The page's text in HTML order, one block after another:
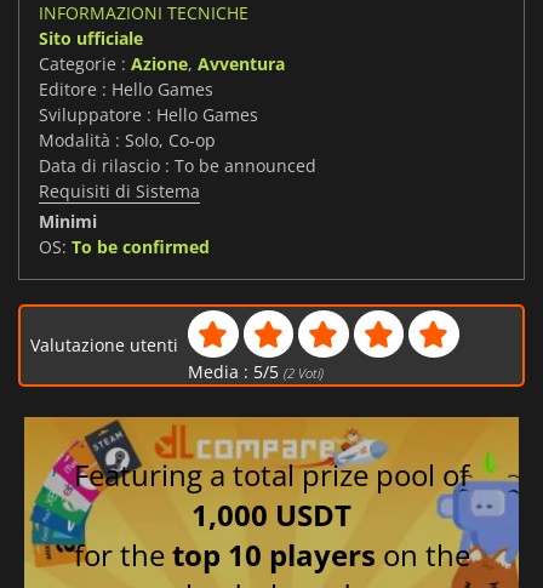
INFORMAZIONI TECNICHE
Sito ufficiale
Categorie : Azione, Avventura
Editore : Hello Games
Sviluppatore : Hello Games
Modalità : Solo, Co-op
Data di rilascio : To be announced
Requisiti di Sistema
Minimi
OS: To be confirmed
Valutazione utenti
Media : 5/5 (2Voti)
Featuring a total prize pool of
1,000 USDT
for thetop 10 players on the